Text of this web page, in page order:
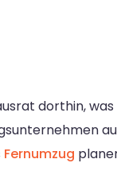
dorthin,
Fernumzug